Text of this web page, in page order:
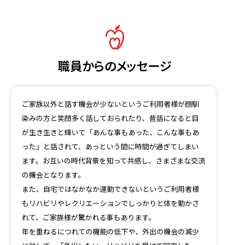
職員からのメッセージ
ご家族以外と話す機会が少ないというご利用者様が顔馴
染みの方と笑顔多く話しておられたり、昔話になると目
が生き生きと輝いて「あんな事もあった、こんな事もあ
った」と話されて、あっという間に時間が過ぎてしまい
ます。お互いの時代背景を知って共感し、さまざまな交流
の機会となります。
また、自宅ではなかなか運動できないというご利用者様
もリハビリやレクリエーションでしっかりと体を動かさ
れて、ご家族様が驚かれる事もあります。
年を重ねるにつれての機能の低下や、外出の機会の減少